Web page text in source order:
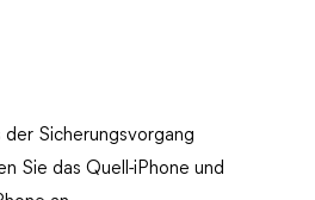
Sicherungsvorgang
Sie das Quell-iPhone und